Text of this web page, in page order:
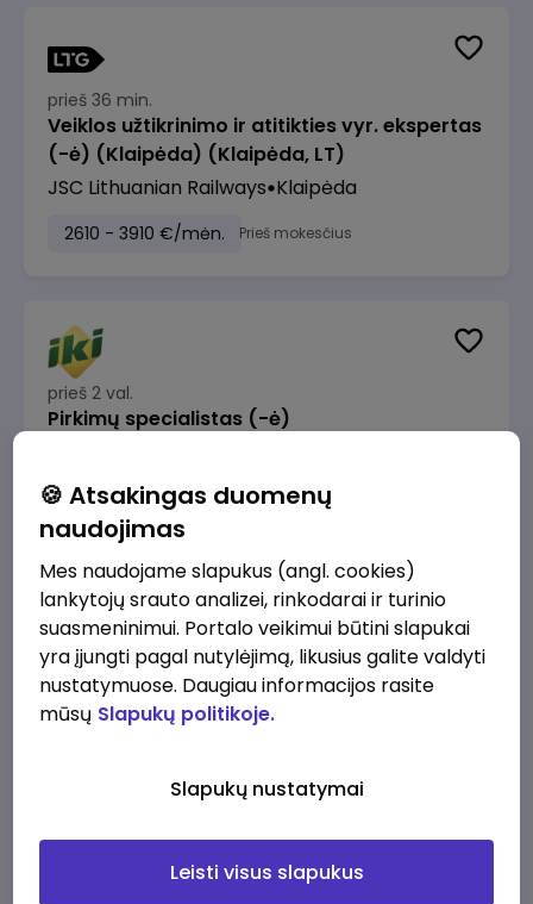
prieš 36 min.
Veiklos užtikrinimo ir atitikties vyr. ekspertas
(-ė) (Klaipėda) (Klaipėda, LT)
JSC Lithuanian Railways Klaipėda
2610 - 3910 €/mėn. Prieš mokesčius
prieš 2 val.
Pirkimų specialistas (-ė)
1600 - 1900 €/mėn. Prieš mokesčius
prieš 2 val.
IT sprendimų architektas (-ė) (Vilnius, LT)
JSC Lithuanian Railways
🍪 Atsakingas duomenų
naudojimas
Mes naudojame slapukus (angl. cookies)
lankytojų srauto analizei, rinkodarai ir turinio
suasmeninimui. Portalo veikimui būtini slapukai
yra įjungti pagal nutylėjimą, likusius galite valdyti
nustatymuose. Daugiau informacijos rasite
mūsų Slapukų politikoje.
Slapukų nustatymai
Leisti visus slapukus